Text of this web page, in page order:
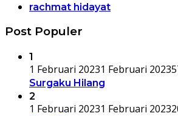
rachmat hidayat
Post Populer
1
1 Februari 20231 Februari 2023
Surgaku Hilang
2
1 Februari 20231 Februari 2023